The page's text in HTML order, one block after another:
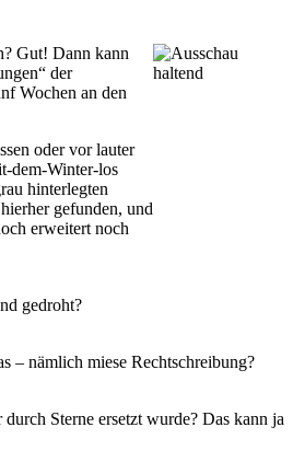
Gut! Dann kann
der
Wochen an den
oder vor lauter
dem-Winter-los
hinterlegten
gefunden, und
erweitert noch
gedroht?
– nämlich miese Rechtschreibung?
durch Sterne ersetzt wurde? Das kann ja